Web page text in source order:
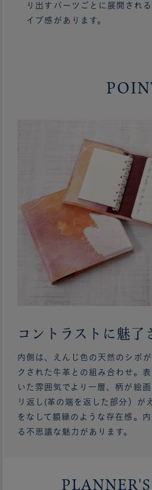
り出すパーツごとに展開され
イブ感があります。
コントラストに魅了
内側は、えんじ色の天然のシボ
クされた牛革との組み合わせ。
いた雰囲気でより一層、柄が絵
リ返し(革の端を返した部分）が
をなして額縁のような存在感。
る不思議な魅力があります。